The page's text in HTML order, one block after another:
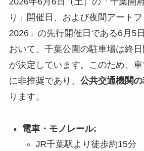
り」開催日、および夜間アート
2026」の先行開催日である6月5
おいて、千葉公園の駐車場は終
が決定しています。このため、
に非推奨であり、 公共交通機関
ります。
電車・モノレール:
JR千葉駅より徒歩約15分